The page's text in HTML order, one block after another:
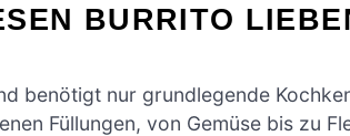
BURRITO
benötigt nur grundlegende
Füllungen, von Gemüse bis zu